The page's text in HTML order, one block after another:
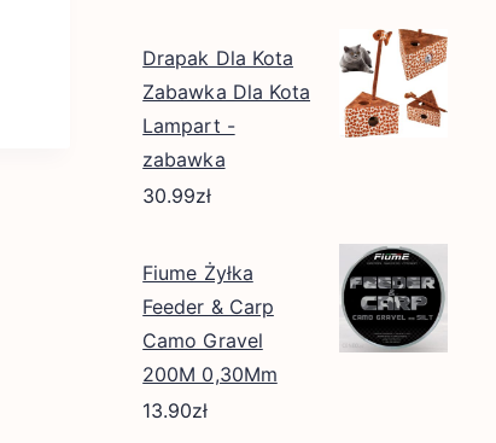
Drapak Dla Kota
Zabawka Dla Kota
Lampart -
zabawka
30.99zł
Fiume Żyłka
Feeder & Carp
Camo Gravel
200M 0,30Mm
13.90zł